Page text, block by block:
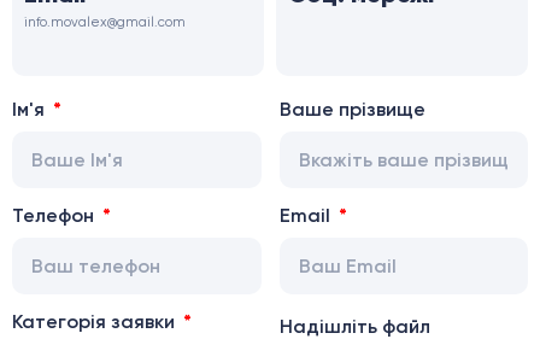
info.movalex@gmail.com
Ім'я Ваше прізвище
Телефон Email
Категорія заявки Надішліть файл